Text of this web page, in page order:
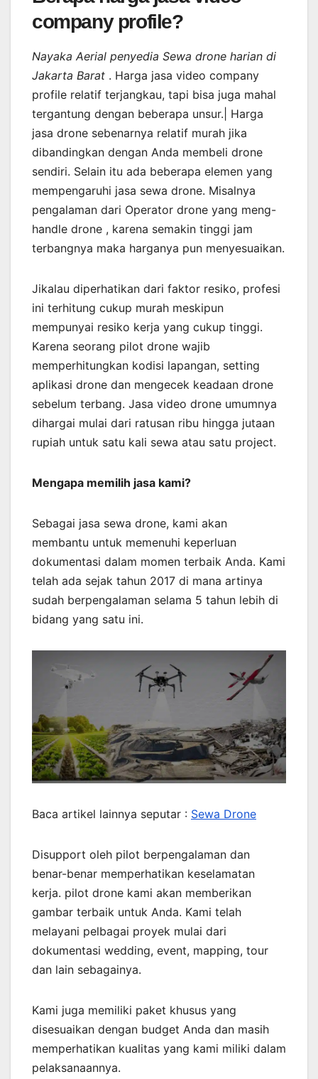
company profile?
Nayaka Aerial penyedia Sewa drone harian di
Jakarta Barat . Harga jasa video company
profile relatif terjangkau, tapi bisa juga mahal
tergantung dengan beberapa unsur.| Harga
jasa drone sebenarnya relatif murah jika
dibandingkan dengan Anda membeli drone
sendiri. Selain itu ada beberapa elemen yang
mempengaruhi jasa sewa drone. Misalnya
pengalaman dari Operator drone yang meng-
handle drone , karena semakin tinggi jam
terbangnya maka harganya pun menyesuaikan.
Jikalau diperhatikan dari faktor resiko, profesi
ini terhitung cukup murah meskipun
mempunyai resiko kerja yang cukup tinggi.
Karena seorang pilot drone wajib
memperhitungkan kodisi lapangan, setting
aplikasi drone dan mengecek keadaan drone
sebelum terbang. Jasa video drone umumnya
dihargai mulai dari ratusan ribu hingga jutaan
rupiah untuk satu kali sewa atau satu project.
Mengapa memilih jasa kami?
Sebagai jasa sewa drone, kami akan
membantu untuk memenuhi keperluan
dokumentasi dalam momen terbaik Anda. Kami
telah ada sejak tahun 2017 di mana artinya
sudah berpengalaman selama 5 tahun lebih di
bidang yang satu ini.
Baca artikel lainnya seputar : Sewa Drone
Disupport oleh pilot berpengalaman dan
benar-benar memperhatikan keselamatan
kerja. pilot drone kami akan memberikan
gambar terbaik untuk Anda. Kami telah
melayani pelbagai proyek mulai dari
dokumentasi wedding, event, mapping, tour
dan lain sebagainya.
Kami juga memiliki paket khusus yang
disesuaikan dengan budget Anda dan masih
memperhatikan kualitas yang kami miliki dalam
pelaksanaannya.